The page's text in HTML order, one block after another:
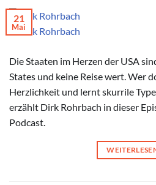
© Dirk Rohrbach
21
Mai
Die Staaten im Herzen der USA
States und keine Reise wert. Wer
Herzlichkeit und lernt skurrile
erzählt Dirk Rohrbach in dieser
Podcast.